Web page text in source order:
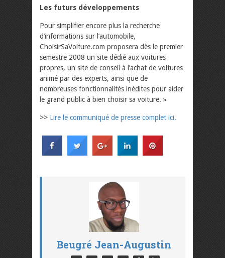
Les futurs développements
Pour simplifier encore plus la recherche
d’informations sur l’automobile,
ChoisirSaVoiture.com proposera dès le premier
semestre 2008 un site dédié aux voitures
propres, un site de conseil à l’achat de voitures
animé par des experts, ainsi que de
nombreuses fonctionnalités inédites pour aider
le grand public à bien choisir sa voiture. »
>> Lire le communiqué de presse complet ici.
Beugré Jean-Augustin